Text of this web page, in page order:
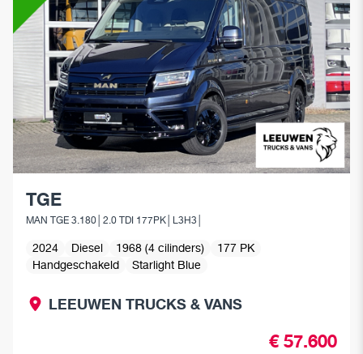
Assistentiesystemen voor jouw MAN
Mobile24
MAN Werkplaatsen
MAN Smart Tacho
TGE
MAN TGE 3.180│2.0 TDI 177PK│L3H3│
2024 Diesel 1968 (4 cilinders)
177 PK
Handgeschakeld
Starlight Blue
LEEUWEN TRUCKS & VANS
€ 57.600